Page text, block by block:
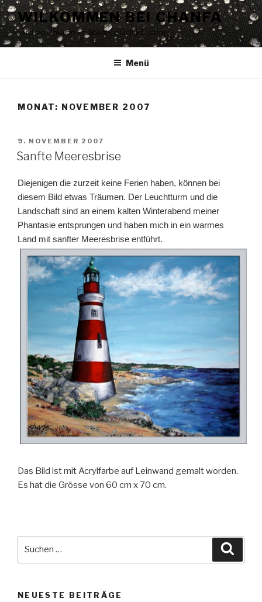
Zum
Inhalt
springen
WILKOMMEN BEI CHANFA
zeichen – malen – nähen – glücklich sein!
Menü
MONAT: NOVEMBER 2007
VERÖFFENTLICHT
AM
9. NOVEMBER 2007
Sanfte Meeresbrise
Diejenigen die zurzeit keine Ferien haben, können bei
diesem Bild etwas Träumen. Der Leuchtturm und die
Landschaft sind an einem kalten Winterabend meiner
Phantasie entsprungen und haben mich in ein warmes
Land mit sanfter Meeresbrise entführt.
Das Bild ist mit Acrylfarbe auf Leinwand gemalt worden.
Es hat die Grösse von 60 cm x 70 cm.
NEUESTE BEITRÄGE